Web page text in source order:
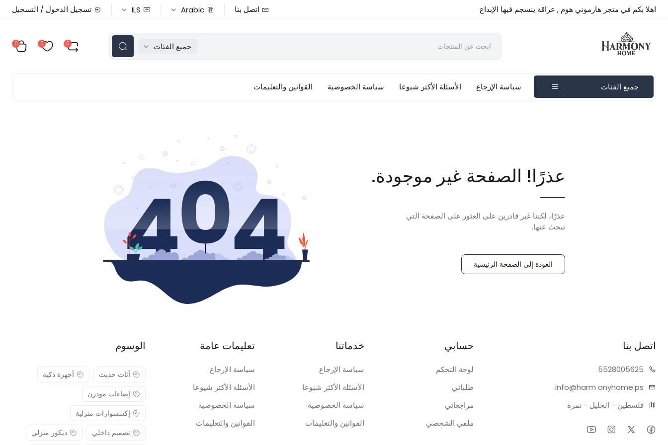
اهلا بكم في متجر هارموني هوم , عراقة ينسجم فيها الإبداع اتصل بنا Arabic
ILS تسجيل الدخول / التسجيل
جميع الفئات 0
0
0
جميع الفئات سياسة الإرجاع الأسئلة الأكثر شيوعا سياسة الخصوصية القوانين والتعليمات
عذرًا! الصفحة غير موجودة.
عذرًا، لكننا غير قادرين على العثور على الصفحة التي
تبحث عنها.
العودة إلى الصفحة الرئيسية
اتصل بنا
05625
55280
info@harm onyhome.ps
فلسطين - الخليل - نمرة
حسابي
لوحة التحكم
طلباتي
مراجعاتي
ملفي الشخصي
خدماتنا
سياسة الإرجاع
الأسئلة الأكثر شيوعا
سياسة الخصوصية
القوانين والتعليمات
تعليمات عامة
سياسة الإرجاع
الأسئلة الأكثر شيوعا
سياسة الخصوصية
القوانين والتعليمات
الوسوم
أثاث حديث
أجهزة ذكية
إضاءات مودرن
إكسسوارات منزلية
تصميم داخلي
ديكور منزلي